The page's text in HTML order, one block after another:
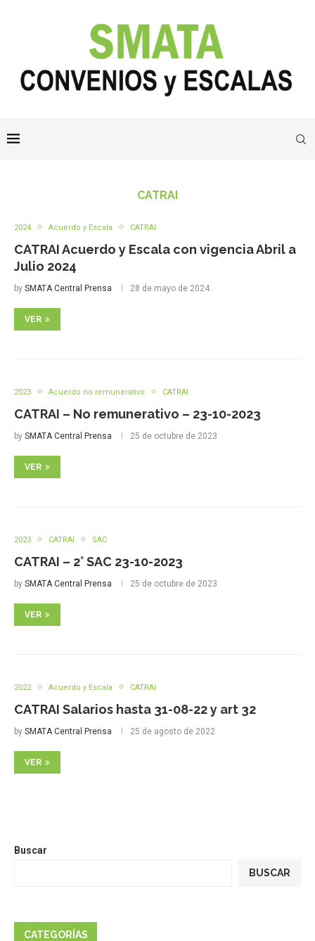
CATRAI
2024 Acuerdo y Escala CATRAI
CATRAI Acuerdo y Escala con vigencia Abril a
Julio 2024
by SMATA Central Prensa 28 de mayo de 2024
VER
2023 Acuerdo no remunerativo CATRAI
CATRAI – No remunerativo – 23-10-2023
by SMATA Central Prensa 25 de octubre de 2023
VER
2023 CATRAI SAC
CATRAI – 2° SAC 23-10-2023
by SMATA Central Prensa 25 de octubre de 2023
VER
2022 Acuerdo y Escala CATRAI
CATRAI Salarios hasta 31-08-22 y art 32
by SMATA Central Prensa 25 de agosto de 2022
VER
Buscar
BUSCAR
CATEGORÍAS